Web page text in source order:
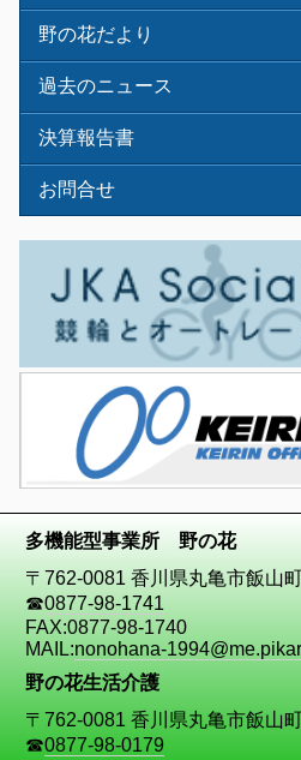
野の花だより
過去のニュース
決算報告書
お問合せ
多機能型事業所 野の花
〒762-0081 香川県丸亀市飯山
☎0877-98-1741
FAX:0877-98-1740
MAIL:nonohana-
野の花生活介護
〒762-0081 香川県丸亀市飯山
☎0877-98-0179